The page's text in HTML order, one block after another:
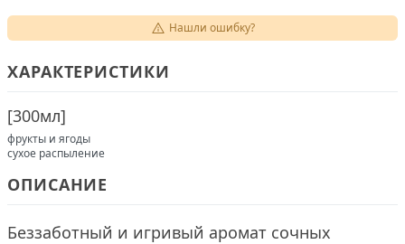
Нашли ошибку?
ХАРАКТЕРИСТИКИ
[300мл]
фрукты и ягоды
сухое распыление
ОПИСАНИЕ
Беззаботный и игривый аромат сочных